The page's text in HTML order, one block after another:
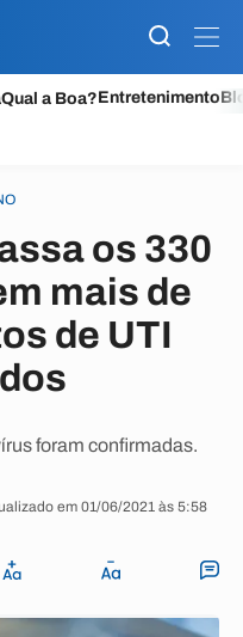
Qual a Boa?Entretenimento
os 330
mais de
de UTI
foram confirmadas.
em 01/06/2021 às 5:58